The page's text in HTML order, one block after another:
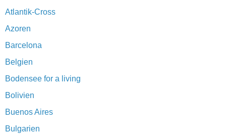
Atlantik-Cross
Azoren
Barcelona
Belgien
Bodensee for a living
Bolivien
Buenos Aires
Bulgarien